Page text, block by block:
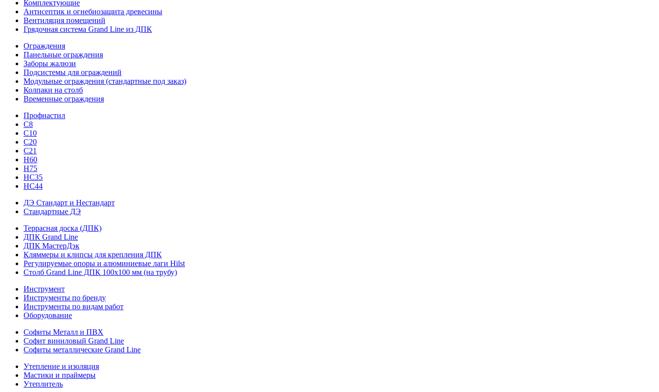
Комплектующие
Антисептик и огнебиозащита древесины
Вентиляция помещений
Грядочная система Grand Line из ДПК
Ограждения
Панельные ограждения
Заборы жалюзи
Подсистемы для ограждений
Модульные ограждения (стандартные под заказ)
Колпаки на столб
Временные ограждения
Профнастил
С8
С10
С20
С21
H60
H75
HС35
НС44
ДЭ Стандарт и Нестандарт
Стандартные ДЭ
Террасная доска (ДПК)
ДПК Grand Line
ДПК МастерДэк
Кляммеры и клипсы для крепления ДПК
Регулируемые опоры и алюминиевые лаги Hilst
Столб Grand Line ДПК 100х100 мм (на трубу)
Инструмент
Инструменты по бренду
Инструменты по видам работ
Оборудование
Софиты Металл и ПВХ
Софит виниловый Grand Line
Софиты металлические Grand Line
Утепление и изоляция
Мастики и праймеры
Утеплитель